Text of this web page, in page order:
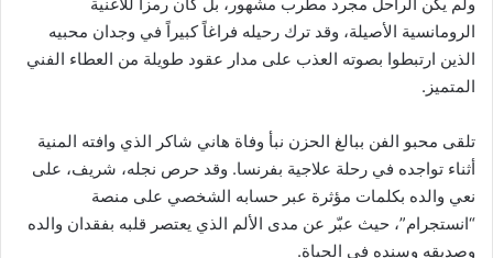
الرومانسية الأصيلة، وقد ترك رحيله فراغاً كبيراً في وجدان محبيه
الذين ارتبطوا بصوته العذب على مدار عقود طويلة من العطاء الفني
المتميز.
تلقى محبو الفن ببالغ الحزن نبأ وفاة هاني شاكر الذي وافته المنية
أثناء تواجده في رحلة علاجية بفرنسا. وقد حرص نجله، شريف، على
نعي والده بكلمات مؤثرة عبر حسابه الشخصي على منصة
“انستجرام”، حيث عبّر عن مدى الألم الذي يعتصر قلبه بفقدان والده
وصديقه وسنده في الحياة.